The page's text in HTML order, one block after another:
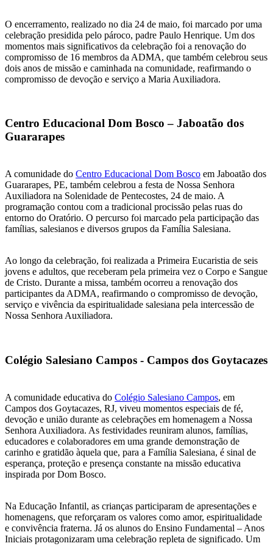
O encerramento, realizado no dia 24 de maio, foi marcado por uma
celebração presidida pelo pároco, padre Paulo Henrique. Um dos
momentos mais significativos da celebração foi a renovação do
compromisso de 16 membros da ADMA, que também celebrou seus
dois anos de missão e caminhada na comunidade, reafirmando o
compromisso de devoção e serviço a Maria Auxiliadora.
Centro Educacional Dom Bosco – Jaboatão dos
Guararapes
A comunidade do Centro Educacional Dom Bosco em Jaboatão dos
Guararapes, PE, também celebrou a festa de Nossa Senhora
Auxiliadora na Solenidade de Pentecostes, 24 de maio. A
programação contou com a tradicional procissão pelas ruas do
entorno do Oratório. O percurso foi marcado pela participação das
famílias, salesianos e diversos grupos da Família Salesiana.
Ao longo da celebração, foi realizada a Primeira Eucaristia de seis
jovens e adultos, que receberam pela primeira vez o Corpo e Sangue
de Cristo. Durante a missa, também ocorreu a renovação dos
participantes da ADMA, reafirmando o compromisso de devoção,
serviço e vivência da espiritualidade salesiana pela intercessão de
Nossa Senhora Auxiliadora.
Colégio Salesiano Campos - Campos dos Goytacazes
A comunidade educativa do Colégio Salesiano Campos, em
Campos dos Goytacazes, RJ, viveu momentos especiais de fé,
devoção e união durante as celebrações em homenagem a Nossa
Senhora Auxiliadora. As festividades reuniram alunos, famílias,
educadores e colaboradores em uma grande demonstração de
carinho e gratidão àquela que, para a Família Salesiana, é sinal de
esperança, proteção e presença constante na missão educativa
inspirada por Dom Bosco.
Na Educação Infantil, as crianças participaram de apresentações e
homenagens, que reforçaram os valores como amor, espiritualidade
e convivência fraterna. Já os alunos do Ensino Fundamental – Anos
Iniciais protagonizaram uma celebração repleta de significado. Um